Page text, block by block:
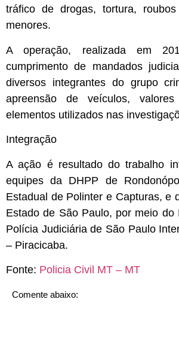
tráfico de drogas, tortura,
menores.
A operação, realizada em
cumprimento de mandados
diversos integrantes do grupo
apreensão de veículos,
elementos utilizados nas
Integração
A ação é resultado do trabalho
equipes da DHPP de
Estadual de Polinter e Capturas, e
Estado de São Paulo, por meio do
Polícia Judiciária de São Paulo
– Piracicaba.
Fonte: Policia Civil MT – MT
Comente abaixo: